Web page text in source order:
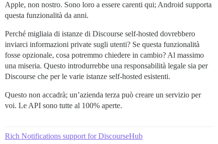
Apple, non nostro. Sono loro a essere carenti qui; Android supporta
questa funzionalità da anni.
Perché migliaia di istanze di Discourse self-hosted dovrebbero
inviarci informazioni private sugli utenti? Se questa funzionalità
fosse opzionale, cosa potremmo chiedere in cambio? Al massimo
una miseria. Questo introdurrebbe una responsabilità legale sia per
Discourse che per le varie istanze self-hosted esistenti.
Questo non accadrà; un’azienda terza può creare un servizio per
voi. Le API sono tutte al 100% aperte.
Rich Notifications support for DiscourseHub